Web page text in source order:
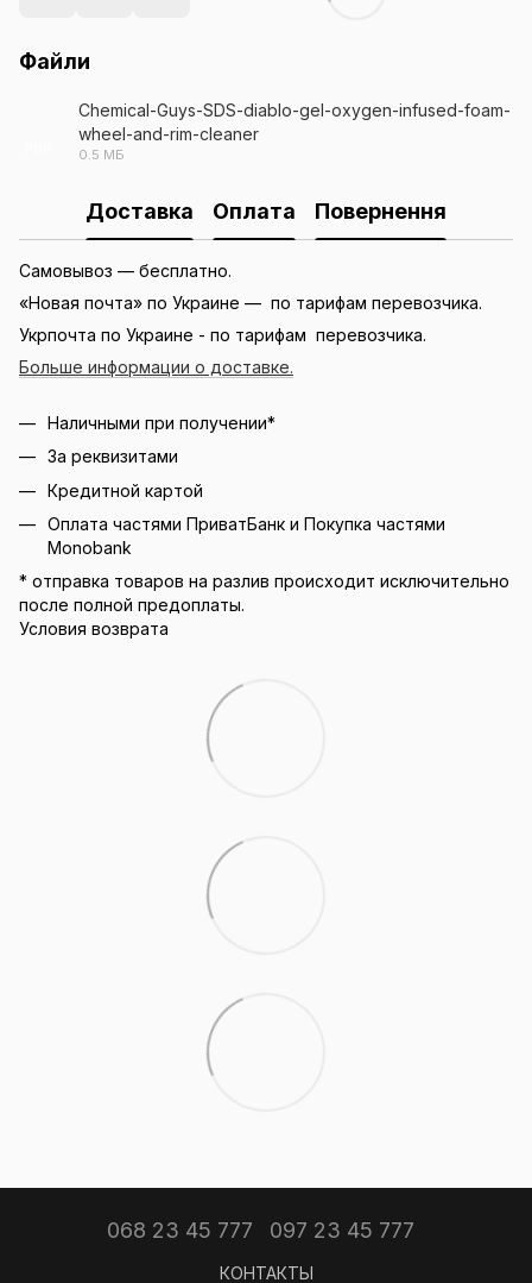
Файли
Chemical-Guys-SDS-diablo-gel-oxygen-infused-foam-
wheel-and-rim-cleaner
0.5 МБ
Доставка Оплата Повернення
Самовывоз — бесплатно.
«Новая почта» по Украине — по тарифам перевозчика.
Укрпочта по Украине - по тарифам перевозчика.
Больше информации о доставке.
Наличными при получении*
За реквизитами
Кредитной картой
Оплата частями ПриватБанк и Покупка частями
Monobank
* отправка товаров на разлив происходит исключительно
после полной предоплаты.
Условия возврата
068 23 45 777 097 23 45 777
КОНТАКТЫ